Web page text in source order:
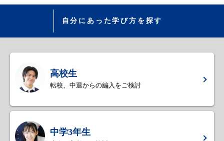
自分にあった学び方を探す
高校生
転校、中退からの編入をご検討
中学3年生